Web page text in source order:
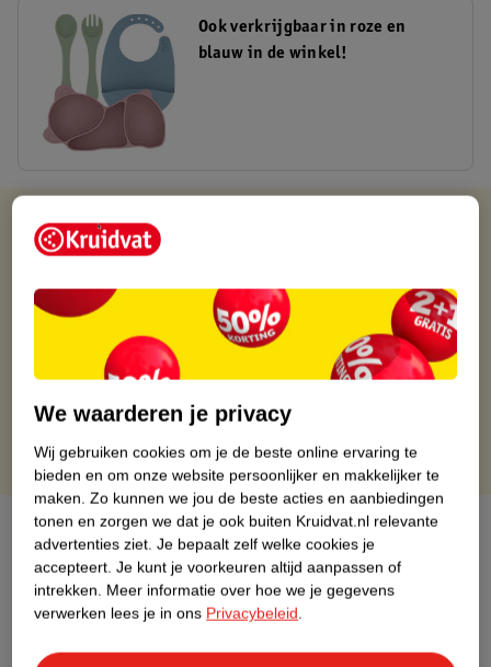
Ook verkrijgbaar in roze en
blauw in de winkel!
Kruidvat is altijd voordelig
Op werkdagen voor 22:00 uur besteld, volgende dag in huis
Gratis thuisbezorgd vanaf 50.00
Gratis retourneren binnen 30 dagen
Gratis punten met je Kruidvat kaart
Over dit product
Productinformatie
We waarderen je privacy
Wij gebruiken cookies om je de beste online ervaring te
bieden en om onze website persoonlijker en makkelijker te
maken. Zo kunnen we jou de beste acties en aanbiedingen
tonen en zorgen we dat je ook buiten Kruidvat.nl relevante
advertenties ziet. Je bepaalt zelf welke cookies je
accepteert. Je kunt je voorkeuren altijd aanpassen of
intrekken. Meer informatie over hoe we je gegevens
verwerken lees je in ons Privacybeleid.